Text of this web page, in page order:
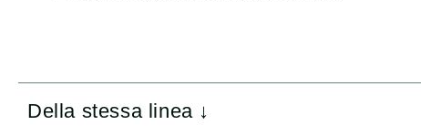
Della stessa linea ↓